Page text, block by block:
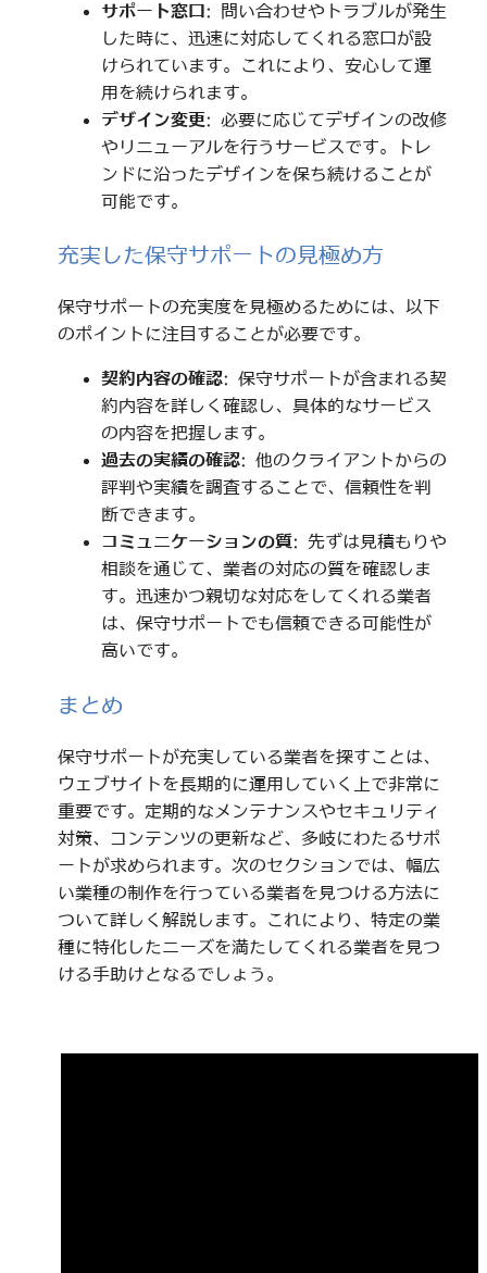
サポート窓口 : 問い合わせやトラブルが発生
した時に、迅速に対応してくれる窓口が設
けられています。これにより、安心して運
用を続けられます。
デザイン変更: 必要に応じてデザインの改修
やリニューアルを行うサービスです。トレ
ンドに沿ったデザインを保ち続けることが
可能です。
充実した保守サポートの見極め方
保守サポートの充実度を見極めるためには、以下
のポイントに注目することが必要です。
契約内容の確認: 保守サポートが含まれる契
約内容を詳しく確認し、具体的なサービス
の内容を把握します。
過去の実績の確認: 他のクライアントからの
評判や実績を調査することで、信頼性を判
断できます。
コミュニケーションの質: 先ずは見積もりや
相談を通じて、業者の対応の質を確認しま
す。迅速かつ親切な対応をしてくれる業者
は、保守サポートでも信頼できる可能性が
高いです。
まとめ
保守サポートが充実している業者を探すことは、
ウェブサイトを長期的に運用していく上で非常に
重要です。定期的なメンテナンスやセキュリティ
対策、コンテンツの更新など、多岐にわたるサポ
ートが求められます。次のセクションでは、幅広
い業種の制作を行っている業者を見つける方法に
ついて詳しく解説します。これにより、特定の業
種に特化したニーズを満たしてくれる業者を見つ
ける手助けとなるでしょう。